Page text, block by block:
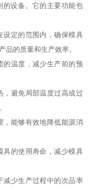
的设备。它的主要功能包
设定的范围内，确保模具
品的质量和生产效率。
的温度，减少生产前的预
，避免局部温度过高或过
，能够有效地降低能源消
具的使用寿命，减少模具
减少生产过程中的次品率